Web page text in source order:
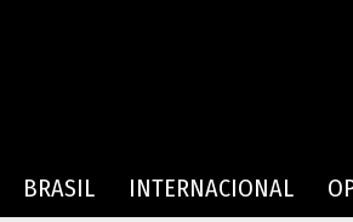
BRASIL INTERNACIONAL